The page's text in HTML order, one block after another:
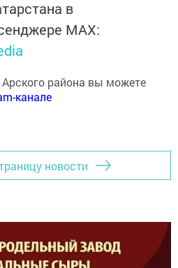
MАХ:
района вы можете
канале